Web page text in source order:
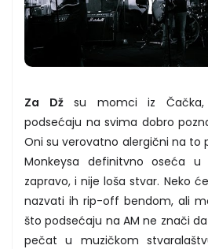
Za Džsu momci iz Čačka,
podsećaju na svima dobro
Oni su verovatno alergični na to
Monkeysa definitvno oseća u
zapravo, i nije loša stvar. Neko
nazvati ih rip-off bendom, ali
što podsećaju na AM ne znači
pečat u muzičkom